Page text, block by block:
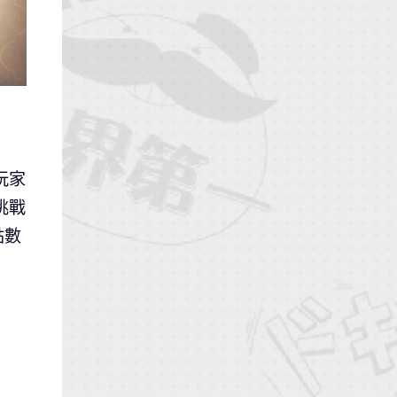
家
戰
數